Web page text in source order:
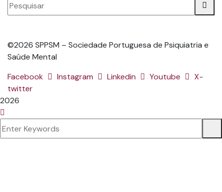
©2026 SPPSM – Sociedade Portuguesa de Psiquiatria e
Saúde Mental
Facebook
Instagram Linkedin Youtube
X-
twitter
2026